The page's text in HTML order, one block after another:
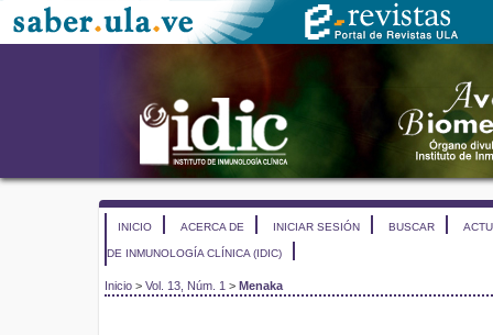
INICIO ACERCA DE INICIAR SESIÓN BUSCAR
DE INMUNOLOGÍA CLÍNICA (IDIC)
Inicio > Vol. 13, Núm. 1 > Menaka